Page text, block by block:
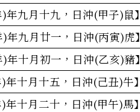
九月十九，日沖(甲子)鼠】
年九月廿一，日沖(丙寅)虎】
年十月初一，日沖(乙亥)豬】
十月十五，日沖(己丑)牛】
十月二十，日沖(甲午)馬】